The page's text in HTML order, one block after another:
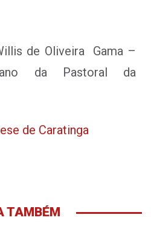
de Oliveira Gama –
da Pastoral da
de Caratinga
TAMBÉM